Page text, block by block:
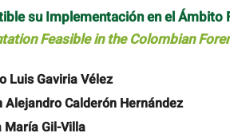
su Implementación en el Ámbito
Feasible in the Colombian
Luis Gaviria Vélez
Alejandro Calderón Hernández
María Gil-Villa